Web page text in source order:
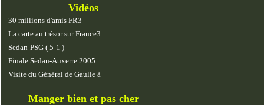
Vidéos
30 millions d'amis FR3
La carte au trésor sur France3
Sedan-PSG ( 5-1 )
Finale Sedan-Auxerre 2005
Visite du Général de Gaulle à
Manger bien et pas cher